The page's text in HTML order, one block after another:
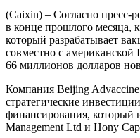
(Caixin) – Согласно пресс-
в конце прошлого месяца,
который разрабатывает
совместно с американской
66 миллионов долларов
Компания Beijing
стратегические
финансирования, который
Management Ltd и Hony